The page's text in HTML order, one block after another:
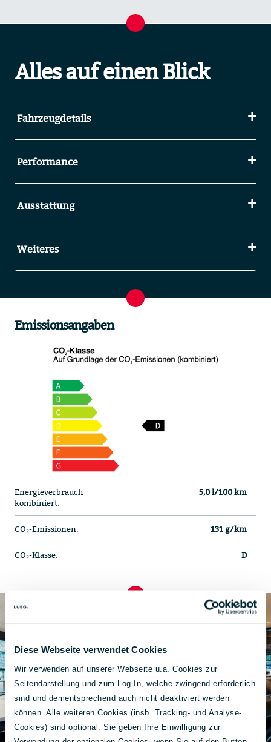
Diese Webseite verwendet Cookies
Wir verwenden auf unserer Webseite u.a. Cookies zur
Seitendarstellung und zum Log-In, welche zwingend erforderlich
sind und dementsprechend auch nicht deaktiviert werden
können. Alle weiteren Cookies (insb. Tracking- und Analyse-
Cookies) sind optional. Sie geben Ihre Einwilligung zur
Alles auf einen Blick
Fahrzeugdetails
Performance
Ausstattung
Weiteres
Emissionsangaben
Energieverbrauch
kombiniert:
5,0 l/100 km
CO₂-Emissionen: 131 g/km
CO₂-Klasse: D